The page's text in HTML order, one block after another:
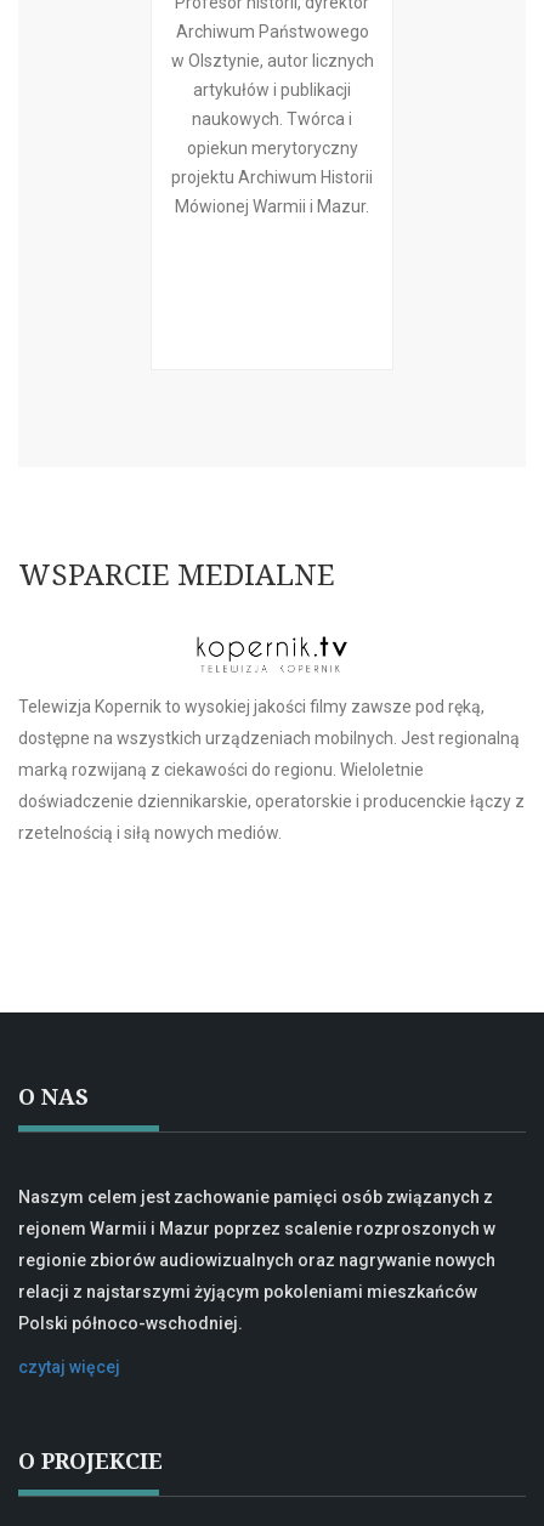
Archiwum Państwowego
w Olsztynie, autor licznych
artykułów i publikacji
naukowych. Twórca i
opiekun merytoryczny
projektu Archiwum Historii
Mówionej Warmii i Mazur.
WSPARCIE MEDIALNE
Telewizja Kopernik to wysokiej jakości filmy zawsze pod ręką,
dostępne na wszystkich urządzeniach mobilnych. Jest regionalną
marką rozwijaną z ciekawości do regionu. Wieloletnie
doświadczenie dziennikarskie, operatorskie i producenckie łączy z
rzetelnością i siłą nowych mediów.
O NAS
Naszym celem jest zachowanie pamięci osób związanych z
rejonem Warmii i Mazur poprzez scalenie rozproszonych w
regionie zbiorów audiowizualnych oraz nagrywanie nowych
relacji z najstarszymi żyjącym pokoleniami mieszkańców
Polski północo-wschodniej.
czytaj więcej
O PROJEKCIE